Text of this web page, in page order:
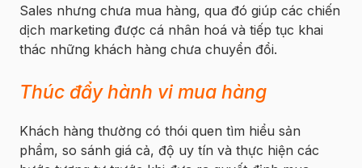
Sales nhưng chưa mua hàng, qua đó giúp các chiến
dịch marketing được cá nhân hoá và tiếp tục khai
thác những khách hàng chưa chuyển đổi.
Thúc đẩy hành vi mua hàng
Khách hàng thường có thói quen tìm hiểu sản
phẩm, so sánh giá cả, độ uy tín và thực hiện các